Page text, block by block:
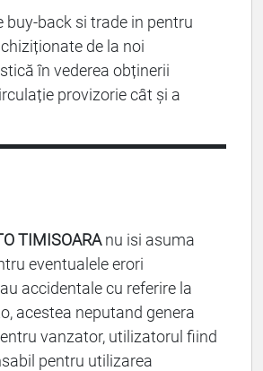
back si trade in pentru
de la noi
în vederea obținerii
provizorie cât și a
TIMISOARAnu isi asuma
eventualele erori
accidentale cu referire la
acestea neputand genera
vanzator, utilizatorul fiind
pentru utilizarea